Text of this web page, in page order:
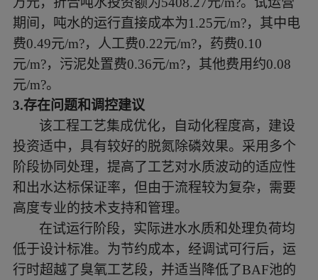
期间，吨水的运行直接成本为1.25元/m?，其中电
费0.49元/m?，人工费0.22元/m?，药费0.10
元/m?，污泥处置费0.36元/m?，其他费用约0.08
元/m?。
3.存在问题和调控建议
该工程工艺集成优化，自动化程度高，建设
投资适中，具有较好的脱氮除磷效果。采用多个
阶段协同处理，提高了工艺对水质波动的适应性
和出水达标保证率，但由于流程较为复杂，需要
高度专业的技术支持和管理。
在试运行阶段，实际进水水质和处理负荷均
低于设计标准。为节约成本，经调试可行后，运
行时超越了臭氧工艺段，并适当降低了BAF池的